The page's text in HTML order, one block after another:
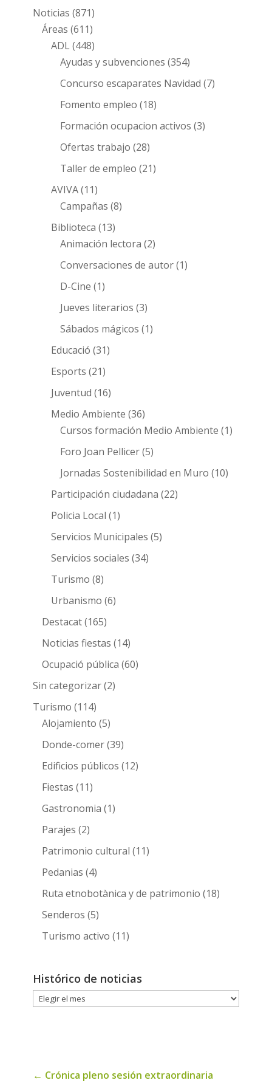
Noticias (871)
Áreas (611)
ADL(448)
Ayudas y subvenciones (354)
Concurso escaparates Navidad (7)
Fomento empleo (18)
Formación ocupacion activos (3)
Ofertas trabajo (28)
Taller de empleo (21)
AVIVA(11)
Campañas (8)
Biblioteca (13)
Animación lectora (2)
Conversaciones de autor(1)
D-Cine (1)
Jueves literarios (3)
Sábados mágicos (1)
Educació (31)
Esports (21)
Juventud (16)
Medio Ambiente (36)
Cursos formación Medio Ambiente (1)
Foro Joan Pellicer(5)
Jornadas Sostenibilidad en Muro (10)
Participación ciudadana (22)
Policia Local (1)
Servicios Municipales (5)
Servicios sociales (34)
Turismo (8)
Urbanismo (6)
Destacat(165)
Noticias fiestas (14)
Ocupació pública (60)
Sin categorizar(2)
Turismo (114)
Alojamiento (5)
Donde-comer(39)
Edificios públicos (12)
Fiestas (11)
Gastronomia (1)
Parajes (2)
Patrimonio cultural (11)
Pedanias (4)
Ruta etnobotànica y de patrimonio (18)
Senderos (5)
Turismo activo (11)
Histórico de noticias
Histórico
← Crónica pleno sesión extraordinaria